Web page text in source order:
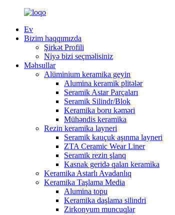
Ev
Bizim haqqımızda
Şirkət Profili
Niyə bizi seçməlisiniz
Məhsullar
Alüminium keramika geyin
Alumina keramik plitələr
Seramik Astar Parçaları
Seramik Silindr/Blok
Keramika boru kəməri
Mühəndis keramika
Rezin keramika layneri
Seramik kauçuk aşınma layneri
ZTA Ceramic Wear Liner
Seramik rezin şlanq
Kasnak geridə qalan keramika
Keramika Astarlı Avadanlıq
Keramika Taşlama Media
Alumina topu
Keramika daşlama silindri
Zirkonyum muncuqlar